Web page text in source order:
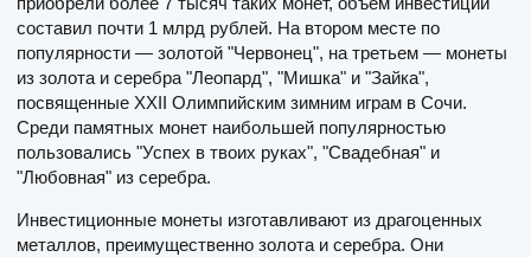
составил почти 1 млрд рублей. На втором месте по
популярности — золотой "Червонец", на третьем — монеты
из золота и серебра "Леопард", "Мишка" и "Зайка",
посвященные XXII Олимпийским зимним играм в Сочи.
Среди памятных монет наибольшей популярностью
пользовались "Успех в твоих руках", "Свадебная" и
"Любовная" из серебра.
Инвестиционные монеты изготавливают из драгоценных
металлов, преимущественно золота и серебра. Они